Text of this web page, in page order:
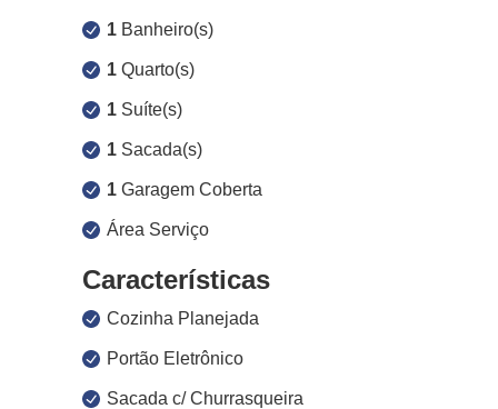
1 Banheiro(s)
1 Quarto(s)
1 Suíte(s)
1 Sacada(s)
1 Garagem Coberta
Área Serviço
Características
Cozinha Planejada
Portão Eletrônico
Sacada c/ Churrasqueira